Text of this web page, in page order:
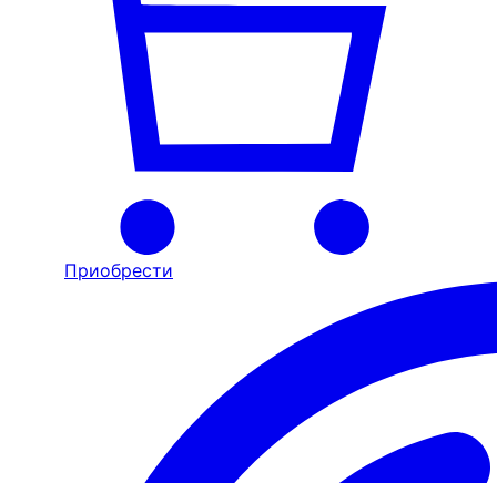
Приобрести